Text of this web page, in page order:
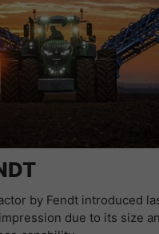
by Fendt introduced
due to its size